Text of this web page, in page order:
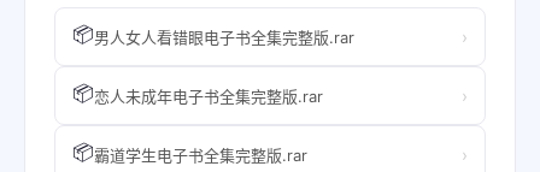
📦男人女人看错眼电子书全集完整版.rar ›
📦恋人未成年电子书全集完整版.rar ›
📦霸道学生电子书全集完整版.rar ›